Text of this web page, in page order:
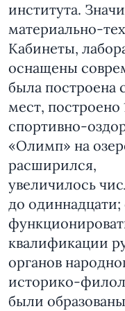
института.
материально-
Кабинеты,
оснащены
была построена
мест, построено
спортивно-
«Олимп» на
расширился,
увеличилось
до одиннадцати;
квалификации
органов
историко-
были